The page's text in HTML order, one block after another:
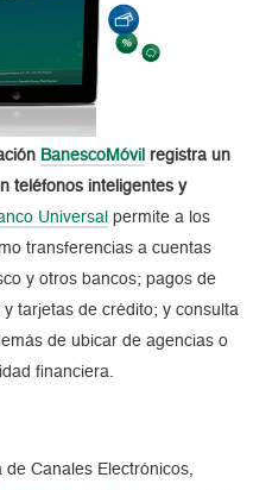
BanescoMóvil registra un
teléfonos inteligentes y
Universal permite a los
transferencias a cuentas
y otros bancos; pagos de
tarjetas de crédito; y consulta
de ubicar de agencias o
financiera.
Canales Electrónicos,